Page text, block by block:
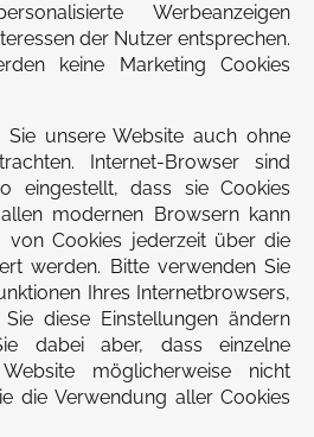
Werbeanzeigen
der Nutzer entsprechen.
keine Marketing Cookies
Sie unsere Website auch ohne
Internet-Browser sind
eingestellt, dass sie Cookies
modernen Browsern kann
von Cookies jederzeit über die
werden. Bitte verwenden Sie
Ihres Internetbrowsers,
diese Einstellungen ändern
dabei aber, dass einzelne
möglicherweise nicht
die Verwendung aller Cookies